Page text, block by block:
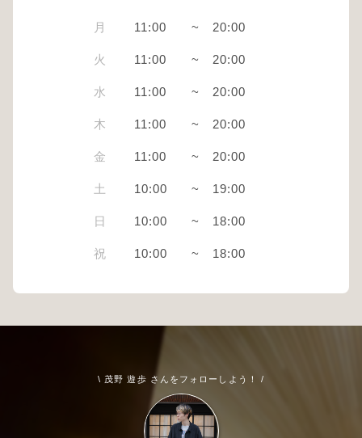
月 11:00 ~ 20:00
火 11:00 ~ 20:00
水 11:00 ~ 20:00
木 11:00 ~ 20:00
金 11:00 ~ 20:00
土 10:00 ~ 19:00
日 10:00 ~ 18:00
祝 10:00 ~ 18:00
\ 茂野 遊歩 さんをフォローしよう！ /